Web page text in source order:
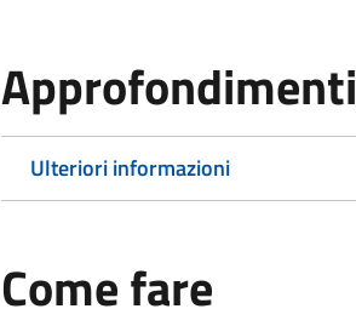
Approfondimenti
Ulteriori informazioni
Come fare